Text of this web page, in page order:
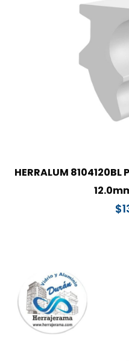
HERRALUM 8104120BL
$